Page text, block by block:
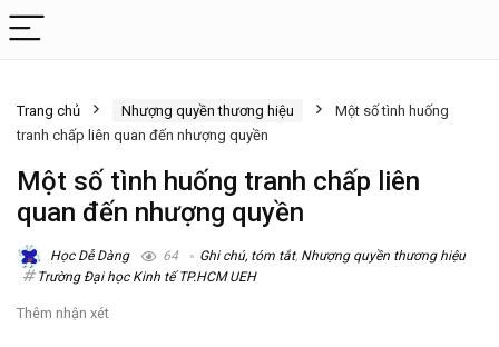
Trang chủ Nhượng quyền thương hiệu
Một số tình huống
tranh chấp liên quan đến nhượng quyền
Một số tình huống tranh chấp liên
quan đến nhượng quyền
Học Dễ Dàng 64 Ghi chú, tóm tắt, Nhượng quyền thương hiệu
Trường Đại học Kinh tế TP.HCM UEH
Thêm nhận xét